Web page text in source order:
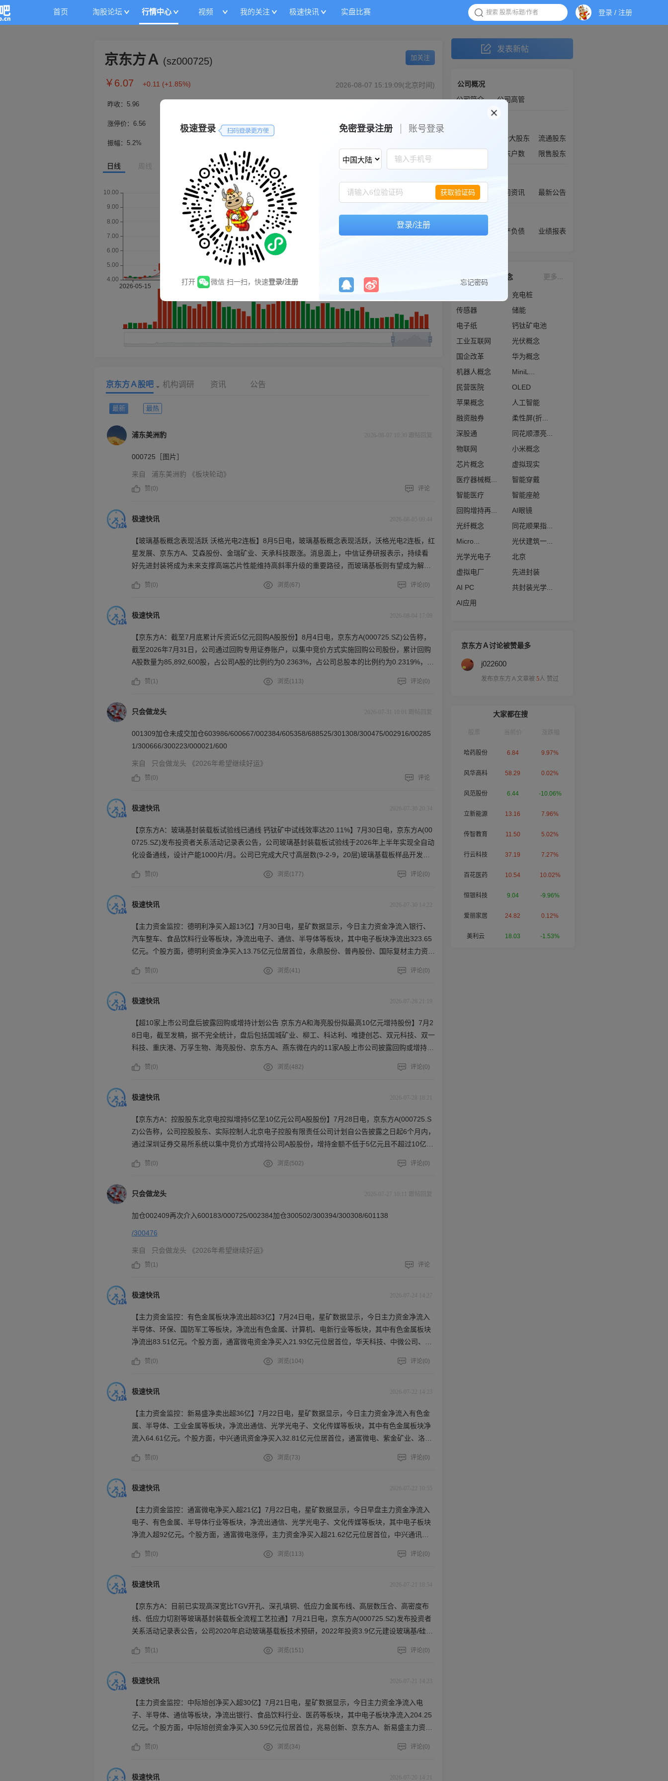
首页 淘股论坛 行情中心 视频 我的关注 极速快讯 实盘比赛 登录 / 注册
京东方Ａ (sz000725) 加关注
￥ 6.07 +0.11 (+1.85%) 2026-08-07 15:19:09(北京时间)
昨收： 5.96
涨停价： 6.56 跌停价：5.36 成交量： 成交额：128.08亿
振幅： 5.2%
京东方Ａ股吧 机构调研 资讯 公告
最新 最热
浦东美洲豹 2026-08-07 10:30 跟帖回复
000725［图片］
来自 浦东美洲豹 《板块轮动》
赞(0) 评论
极速快讯 2026-08-05 09:44
【玻璃基板概念表现活跃 沃格光电2连板】8月5日电，玻璃基板概念表现活跃，沃格光电2连板，红
星发展、京东方A、艾森股份、金瑞矿业、天承科技跟涨。消息面上，中信证券研报表示，持续看
好先进封装将成为未来支撑高端芯片性能维持高斜率升级的重要路径，而玻璃基板则有望成为解决
段。
赞(0) 浏览(67) 评论(0)
极速快讯 2026-08-04 17:09
【京东方A：截至7月底累计斥资近5亿元回购A股股份】8月4日电，京东方A(000725.SZ)公告称，
截至2026年7月31日，公司通过回购专用证券账户，以集中竞价方式实施回购公司股份，累计回购
A股数量为85,892,600股，占公司A股的比例约为0.2363%，占公司总股本的比例约为0.2319%，本
交易费用）。本次回购符合相关法律法规的要求，符合公司既定的回购方案。截至2026年7月31
543股，占公司B股的比例约为12.2737%，占公司总股本的比例约为0.2296%，本次回购最高成交
用）。本次回购符合相关法律法规的要求，符合公司既定的回购方案。
赞(1) 浏览(113) 评论(0)
只会做龙头 2026-07-31 10:01 跟帖回复
001309加仓未成交加仓603986/600667/002384/605358/688525/301308/300475/002916/00285
1/300666/300223/000021/600
来自 只会做龙头 《2026年希望继续好运》
赞(0) 评论
极速快讯 2026-07-30 20:34
【京东方A：玻璃基封装载板试验线已通线 钙钛矿中试线效率达20.11%】7月30日电，京东方A(00
0725.SZ)发布投资者关系活动记录表公告，公司玻璃基封装载板试验线于2026年上半年实现全自动
化设备通线，设计产能1000片/月。公司已完成大尺寸高层数(9-2-9，20层)玻璃基载板样品开发和
手套箱效率记录达27.94%，实验线21.39%，中试线20.11%，柔性16.6%。公司计划今年下半年在
互连系统及玻璃载板CPO技术攻关项目组，进行前瞻技术预研。公司控股子公司合肥京东方显示技
36.67%提高至50.14%。未来随着存量产线折旧持续减少，公司总体折旧金额将在2025年基础上开
始下降，资本开支金额也将逐渐降低。
赞(0) 浏览(177) 评论(0)
极速快讯 2026-07-30 14:22
【主力资金监控：德明利净买入超13亿】7月30日电，星矿数据显示，今日主力资金净流入银行、
汽车整车、食品饮料行业等板块，净流出电子、通信、半导体等板块，其中电子板块净流出323.65
亿元。个股方面，德明利资金净买入13.75亿元位居首位，永鼎股份、普冉股份、国际复材主力资金
额居前。
赞(0) 浏览(41) 评论(0)
极速快讯 2026-07-28 21:19
【超10家上市公司盘后披露回购或增持计划公告 京东方A和海亮股份拟最高10亿元增持股份】7月2
8日电，截至发稿，据不完全统计，盘后包括国城矿业、柳工、科达利、唯捷创芯、双元科技、双一
科技、重庆港、万孚生物、海亮股份、京东方A、燕东微在内的11家A股上市公司披露回购或增持计
购计划公告，3家上市公司披露增持计划公告。其中，海亮股份控股股东拟增持6亿至10亿元公司股
赞(0) 浏览(482) 评论(0)
极速快讯 2026-07-28 18:21
【京东方A：控股股东北京电控拟增持5亿至10亿元公司A股股份】7月28日电，京东方A(000725.S
Z)公告称，公司控股股东、实际控制人北京电子控股有限责任公司计划自公告披露之日起6个月内，
通过深圳证券交易所系统以集中竞价方式增持公司A股股份，增持金额不低于5亿元且不超过10亿
和长期投资价值的认可，增强投资者信心。
赞(0) 浏览(502) 评论(0)
只会做龙头 2026-07-27 10:11 跟帖回复
加仓002409再次介入600183/000725/002384加仓300502/300394/300308/601138
/300476
来自 只会做龙头 《2026年希望继续好运》
赞(1) 评论
极速快讯 2026-07-24 14:27
【主力资金监控：有色金属板块净流出超83亿】7月24日电，星矿数据显示，今日主力资金净流入
半导体、环保、国防军工等板块，净流出有色金属、计算机、电新行业等板块，其中有色金属板块
净流出83.51亿元。个股方面，通富微电资金净买入21.93亿元位居首位，华天科技、中微公司、深
力资金净流出额居前。
赞(0) 浏览(104) 评论(0)
极速快讯 2026-07-22 14:23
【主力资金监控：新易盛净卖出超36亿】7月22日电，星矿数据显示，今日主力资金净流入有色金
属、半导体、工业金属等板块，净流出通信、光学光电子、文化传媒等板块，其中有色金属板块净
流入64.61亿元。个股方面，中兴通讯资金净买入32.81亿元位居首位，通富微电、紫金矿业、洛阳
力资金净流出额居前。
赞(0) 浏览(73) 评论(0)
极速快讯 2026-07-22 10:55
【主力资金监控：通富微电净买入超21亿】7月22日电，星矿数据显示，今日早盘主力资金净流入
电子、有色金属、半导体行业等板块，净流出通信、光学光电子、文化传媒等板块，其中电子板块
净流入超92亿元。个股方面，通富微电涨停，主力资金净买入超21.62亿元位居首位，中兴通讯、
东方A资金净流出额居前。
赞(0) 浏览(113) 评论(0)
极速快讯 2026-07-21 18:54
【京东方A：目前已实现高深宽比TGV开孔、深孔填铜、低应力金属布线、高层数压合、高密度布
线、低应力切割等玻璃基封装载板全流程工艺拉通】7月21日电，京东方A(000725.SZ)发布投资者
关系活动记录表公告，公司2020年启动玻璃基载板技术预研，2022年投资3.9亿元建设玻璃基/硅基
完成主设备搬入调试，2026年上半年已实现全自动化设备通线。该试验线设计产能1,000片/月。公
切割等玻璃基封装载板全流程工艺拉通，拥有完备玻璃载板制造工艺能力，并已于2025年完成大尺
HAST、BHAST、HTSL、LTSL信赖性标准测试。
赞(1) 浏览(151) 评论(0)
极速快讯 2026-07-21 14:23
【主力资金监控：中际旭创净买入超30亿】7月21日电，星矿数据显示，今日主力资金净流入电
子、半导体、通信等板块，净流出银行、食品饮料行业、医药等板块，其中电子板块净流入204.25
亿元。个股方面，中际旭创资金净买入30.59亿元位居首位，兆易创新、京东方A、新易盛主力资金
居前。
赞(0) 浏览(34) 评论(0)
极速快讯 2026-07-20 14:21
发表新帖
公司概况
公司简介
公司高管
十大股东
流通股东
股东户数 限售股东
机构调研
公司资讯 最新公告
财务数据
资产负债 业绩报表
相关概念 更多...
充电桩
传感器
储能
电子纸
钙钛矿电池
工业互联网
光伏概念
国企改革
华为概念
机器人概念
MiniL...
民营医院
OLED
苹果概念
人工智能
融资融券
柔性屏(折...
深股通
同花顺漂亮...
物联网
小米概念
芯片概念
虚拟现实
医疗器械概...
智能穿戴
智能医疗
智能座舱
回购增持再...
AI眼镜
光纤概念
同花顺果指...
Micro...
光伏建筑一...
光学光电子
北京
虚拟电厂
先进封装
AI PC
共封装光学...
AI应用
京东方Ａ讨论被赞最多
j022600
发布京东方Ａ文章被 5人 赞过
大家都在搜
股票 当前价 涨跌幅
哈药股份 6.84 9.97%
风华高科 58.29 0.02%
风范股份 6.44 -10.06%
立新能源 13.16 7.96%
传智教育 11.50 5.02%
行云科技 37.19 7.27%
百花医药 10.54 10.02%
恒银科技 9.04 -9.96%
爱丽家居 24.82 0.12%
美利云 18.03 -1.53%
极速登录
打开 微信 扫一扫，快速登录/注册
免密登录注册 账号登录
获取验证码
登录/注册
忘记密码